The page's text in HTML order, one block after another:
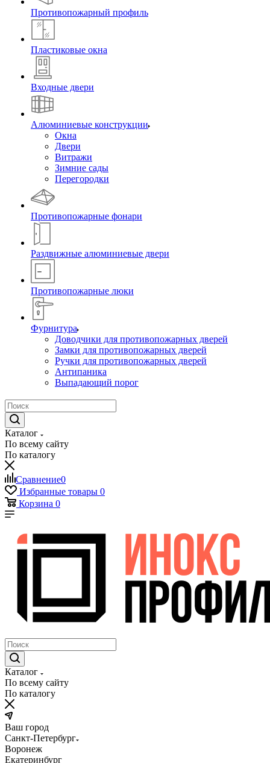
Противопожарный профиль
Пластиковые окна
Входные двери
Алюминиевые конструкции
Окна
Двери
Витражи
Зимние сады
Перегородки
Противопожарные фонари
Раздвижные алюминиевые двери
Противопожарные люки
Фурнитура
Доводчики для противопожарных дверей
Замки для противопожарных дверей
Ручки для противопожарных дверей
Антипаника
Выпадающий порог
Каталог
По всему сайту
По каталогу
Сравнение0
Избранные товары 0
Корзина 0
Каталог
По всему сайту
По каталогу
Ваш город
Санкт-Петербург
Воронеж
Екатеринбург